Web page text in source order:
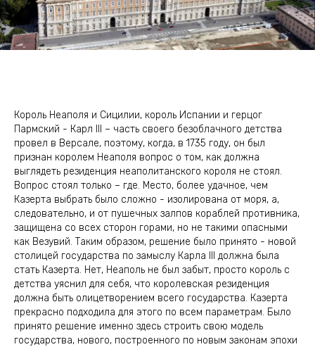
Король Неаполя и Сицилии, король Испании и герцог
Пармский - Карл III – часть своего безоблачного детства
провел в Версале, поэтому, когда, в 1735 году, он был
признан королем Неаполя вопрос о том, как должна
выглядеть резиденция неаполитанского короля не стоял.
Вопрос стоял только – где. Место, более удачное, чем
Казерта выбрать было сложно - изолирована от моря, а,
следовательно, и от пушечных залпов кораблей противника,
защищена со всех сторон горами, но не такими опасными
как Везувий. Таким образом, решение было принято - новой
столицей государства по замыслу Карла III должна была
стать Казерта. Нет, Неаполь не был забыт, просто король с
детства уяснил для себя, что королевская резиденция
должна быть олицетворением всего государства. Казерта
прекрасно подходила для этого по всем параметрам. Было
принято решение именно здесь строить свою модель
государства, нового, построенного по новым законам эпохи